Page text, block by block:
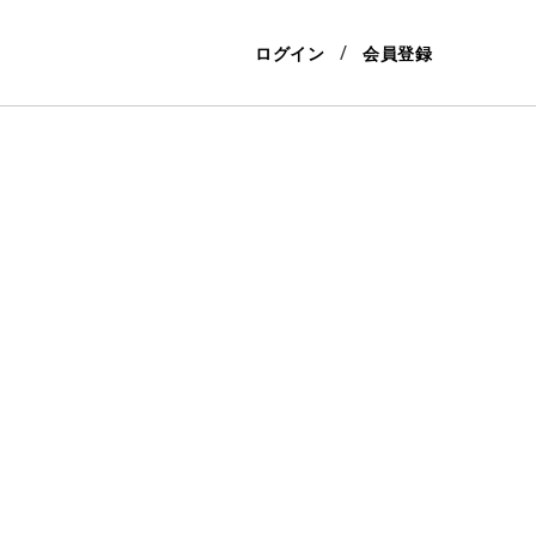
ログイン 会員登録